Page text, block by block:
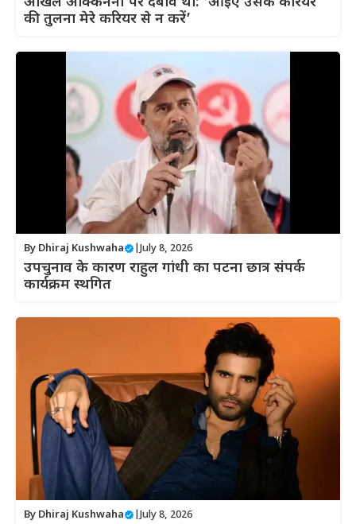
की तुलना मेरे करियर से न करें’
By Dhiraj Kushwaha July 8, 2026
उपचुनाव के कारण राहुल गांधी का पटना छात्र संपर्क
कार्यक्रम स्थगित
By Dhiraj Kushwaha July 8, 2026